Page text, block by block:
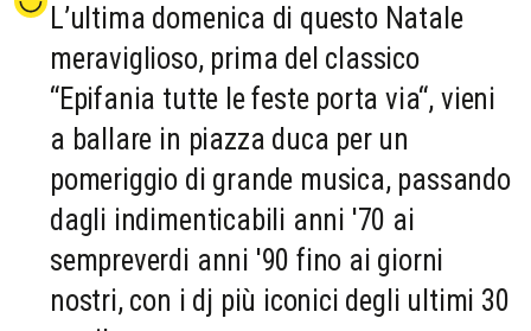
L’ultima domenica di questo Natale
meraviglioso, prima del classico
“Epifania tutte le feste porta via“, vieni
a ballare in piazza duca per un
pomeriggio di grande musica, passando
dagli indimenticabili anni '70 ai
sempreverdi anni '90 fino ai giorni
nostri, con i dj più iconici degli ultimi 30